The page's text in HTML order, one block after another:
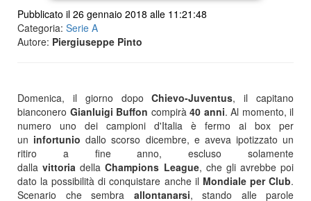
Pubblicato il 26 gennaio 2018 alle 11:21:48
Categoria: Serie A
Autore: Piergiuseppe Pinto
Domenica, il giorno dopo Chievo-Juventus, il capitano
bianconero Gianluigi Buffon compirà 40 anni. Al momento, il
numero uno dei campioni d'Italia è fermo ai box per
un infortuniodallo scorso dicembre, e aveva ipotizzato un
ritiro a fine anno, escluso solamente
dallavittoriadellaChampions League, che gli avrebbe poi
dato la possibilità di conquistare anche il Mondiale per Club.
Scenario che sembra allontanarsi, stando alle parole